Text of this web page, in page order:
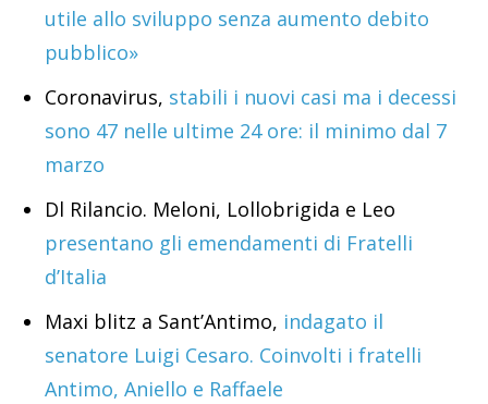
utile allo sviluppo senza aumento debito
pubblico»
Coronavirus, stabili i nuovi casi ma i decessi
sono 47 nelle ultime 24 ore: il minimo dal 7
marzo
Dl Rilancio. Meloni, Lollobrigida e Leo
presentano gli emendamenti di Fratelli
d’Italia
Maxi blitz a Sant’Antimo, indagato il
senatore Luigi Cesaro. Coinvolti i fratelli
Antimo, Aniello e Raffaele